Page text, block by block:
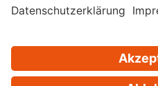
Sitemap